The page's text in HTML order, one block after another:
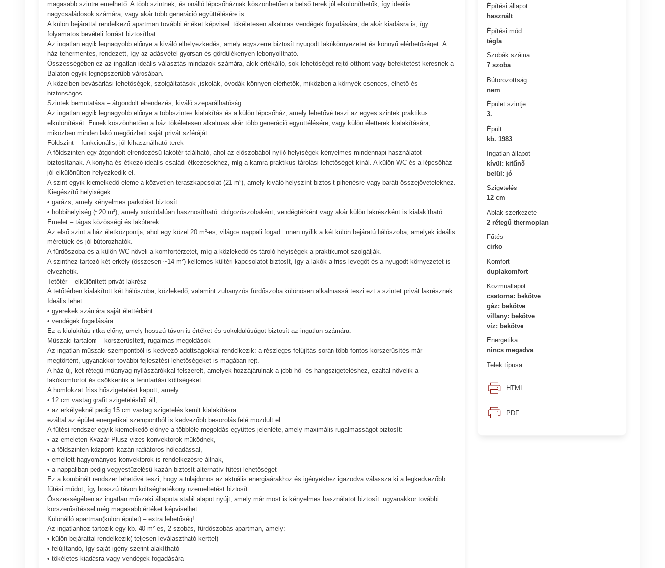
Építési állapot
használt
Építési mód
tégla
Szobák száma
7 szoba
Bútorozottság
nem
Épület szintje
3.
Épült
kb. 1983
Ingatlan állapot
kívül: kitűnő
belül: jó
Szigetelés
12 cm
Ablak szerkezete
2 rétegű thermoplan
Fűtés
cirko
Komfort
duplakomfort
Közműállapot
csatorna: bekötve
gáz: bekötve
villany: bekötve
víz: bekötve
Energetika
nincs megadva
Telek típusa
HTML
PDF
magasabb szintre emelhető. A több szintnek, és önálló lépcsőháznak köszönhetően a belső terek jól elkülöníthetők, így ideális
nagycsaládosok számára, vagy akár több generáció együttélésére is.
A külön bejárattal rendelkező apartman további értéket képvisel: tökéletesen alkalmas vendégek fogadására, de akár kiadásra is, így
folyamatos bevételi forrást biztosíthat.
Az ingatlan egyik legnagyobb előnye a kiváló elhelyezkedés, amely egyszerre biztosít nyugodt lakókörnyezetet és könnyű elérhetőséget. A
ház tehermentes, rendezett, így az adásvétel gyorsan és gördülékenyen lebonyolítható.
Összességében ez az ingatlan ideális választás mindazok számára, akik értékálló, sok lehetőséget rejtő otthont vagy befektetést keresnek a
Balaton egyik legnépszerűbb városában.
A közelben bevásárlási lehetőségek, szolgáltatások ,iskolák, óvodák könnyen elérhetők, miközben a környék csendes, élhető és
biztonságos.
Szintek bemutatása – átgondolt elrendezés, kiváló szeparálhatóság
Az ingatlan egyik legnagyobb előnye a többszintes kialakítás és a külön lépcsőház, amely lehetővé teszi az egyes szintek praktikus
elkülönítését. Ennek köszönhetően a ház tökéletesen alkalmas akár több generáció együttélésére, vagy külön életterek kialakítására,
miközben minden lakó megőrizheti saját privát szféráját.
Földszint – funkcionális, jól kihasználható terek
A földszinten egy átgondolt elrendezésű lakótér található, ahol az előszobából nyíló helyiségek kényelmes mindennapi használatot
biztosítanak. A konyha és étkező ideális családi étkezésekhez, míg a kamra praktikus tárolási lehetőséget kínál. A külön WC és a lépcsőház
jól elkülönülten helyezkedik el.
A szint egyik kiemelkedő eleme a közvetlen teraszkapcsolat (21 m²), amely kiváló helyszínt biztosít pihenésre vagy baráti összejövetelekhez.
Kiegészítő helyiségek:
• garázs, amely kényelmes parkolást biztosít
• hobbihelyiség (~20 m²), amely sokoldalúan hasznosítható: dolgozószobaként, vendégtérként vagy akár külön lakrészként is kialakítható
Emelet – tágas közösségi és lakóterek
Az első szint a ház életközpontja, ahol egy közel 20 m²-es, világos nappali fogad. Innen nyílik a két külön bejáratú hálószoba, amelyek ideális
méretűek és jól bútorozhatók.
A fürdőszoba és a külön WC növeli a komfortérzetet, míg a közlekedő és tároló helyiségek a praktikumot szolgálják.
A szinthez tartozó két erkély (összesen ~14 m²) kellemes kültéri kapcsolatot biztosít, így a lakók a friss levegőt és a nyugodt környezetet is
élvezhetik.
Tetőtér – elkülönített privát lakrész
A tetőtérben kialakított két hálószoba, közlekedő, valamint zuhanyzós fürdőszoba különösen alkalmassá teszi ezt a szintet privát lakrésznek.
Ideális lehet:
• gyerekek számára saját élettérként
• vendégek fogadására
Ez a kialakítás ritka előny, amely hosszú távon is értéket és sokoldalúságot biztosít az ingatlan számára.
Műszaki tartalom – korszerűsített, rugalmas megoldások
Az ingatlan műszaki szempontból is kedvező adottságokkal rendelkezik: a részleges felújítás során több fontos korszerűsítés már
megtörtént, ugyanakkor további fejlesztési lehetőségeket is magában rejt.
A ház új, két rétegű műanyag nyílászárókkal felszerelt, amelyek hozzájárulnak a jobb hő- és hangszigeteléshez, ezáltal növelik a
lakókomfortot és csökkentik a fenntartási költségeket.
A homlokzat friss hőszigetelést kapott, amely:
• 12 cm vastag grafit szigetelésből áll,
• az erkélyeknél pedig 15 cm vastag szigetelés került kialakításra,
ezáltal az épület energetikai szempontból is kedvezőbb besorolás felé mozdult el.
A fűtési rendszer egyik kiemelkedő előnye a többféle megoldás együttes jelenléte, amely maximális rugalmasságot biztosít:
• az emeleten Kvazár Plusz vizes konvektorok működnek,
• a földszinten központi kazán radiátoros hőleadással,
• emellett hagyományos konvektorok is rendelkezésre állnak,
• a nappaliban pedig vegyestüzelésű kazán biztosít alternatív fűtési lehetőséget
Ez a kombinált rendszer lehetővé teszi, hogy a tulajdonos az aktuális energiaárakhoz és igényekhez igazodva válassza ki a legkedvezőbb
fűtési módot, így hosszú távon költséghatékony üzemeltetést biztosít.
Összességében az ingatlan műszaki állapota stabil alapot nyújt, amely már most is kényelmes használatot biztosít, ugyanakkor további
korszerűsítéssel még magasabb értéket képviselhet.
Különálló apartman(külön épület) – extra lehetőség!
Az ingatlanhoz tartozik egy kb. 40 m²-es, 2 szobás, fürdőszobás apartman, amely:
• külön bejárattal rendelkezik( teljesen leválasztható kerttel)
• felújítandó, így saját igény szerint alakítható
• tökéletes kiadásra vagy vendégek fogadására